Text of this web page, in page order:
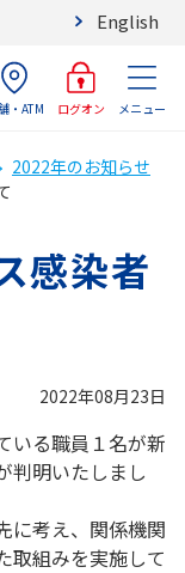
English
・ATM ログオン メニュー
2022年のお知らせ
感染者
2022年08月23日
いる職員１名が新
判明いたしまし
に考え、関係機関
取組みを実施して